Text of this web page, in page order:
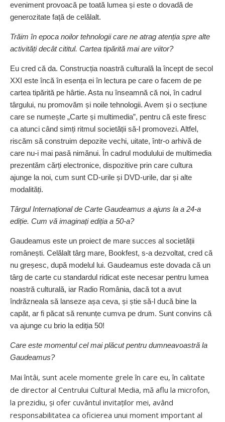
eveniment provoacă pe toată lumea și este o dovadă de
generozitate față de celălalt.
Trăim în epoca noilor tehnologii care ne atrag atenția spre alte
activități decât cititul. Cartea tipărită mai are viitor?
Eu cred că da. Construcția noastră culturală la încept de secol
XXI este încă în esența ei în lectura pe care o facem de pe
cartea tipărită pe hârtie. Asta nu înseamnă că noi, în cadrul
târgului, nu promovăm și noile tehnologii. Avem și o secțiune
care se numește „Carte și multimedia”, pentru că este firesc
ca atunci când simți ritmul societății să-l promovezi. Altfel,
riscăm să construim depozite vechi, uitate, într-o arhivă de
care nu-i mai pasă nimănui. În cadrul modulului de multimedia
prezentăm cărți electronice, dispozitive prin care cultura
ajunge la noi, cum sunt CD-urile și DVD-urile, dar și alte
modalități.
Târgul Internațional de Carte Gaudeamus a ajuns la a 24-a
ediție. Cum vă imaginați ediția a 50-a?
Gaudeamus este un proiect de mare succes al societății
românești. Celălalt târg mare, Bookfest, s-a dezvoltat, cred că
nu greșesc, după modelul lui. Gaudeamus este dovada că un
târg de carte cu standardul ridicat este necesar pentru lumea
noastră culturală, iar Radio România, dacă tot a avut
îndrăzneala să lanseze așa ceva, și știe să-l ducă bine la
capăt, ar fi păcat să renunțe cumva pe drum. Sunt convins că
va ajunge cu brio la ediția 50!
Care este momentul cel mai plăcut pentru dumneavoastră la
Gaudeamus?
Mai întâi, sunt acele momente grele în care eu, în calitate
de director al Centrului Cultural Media, mă aflu la microfon,
la prezidiu, și ofer cuvântul invitaților mei, având
responsabilitatea ca oficierea unui moment important al